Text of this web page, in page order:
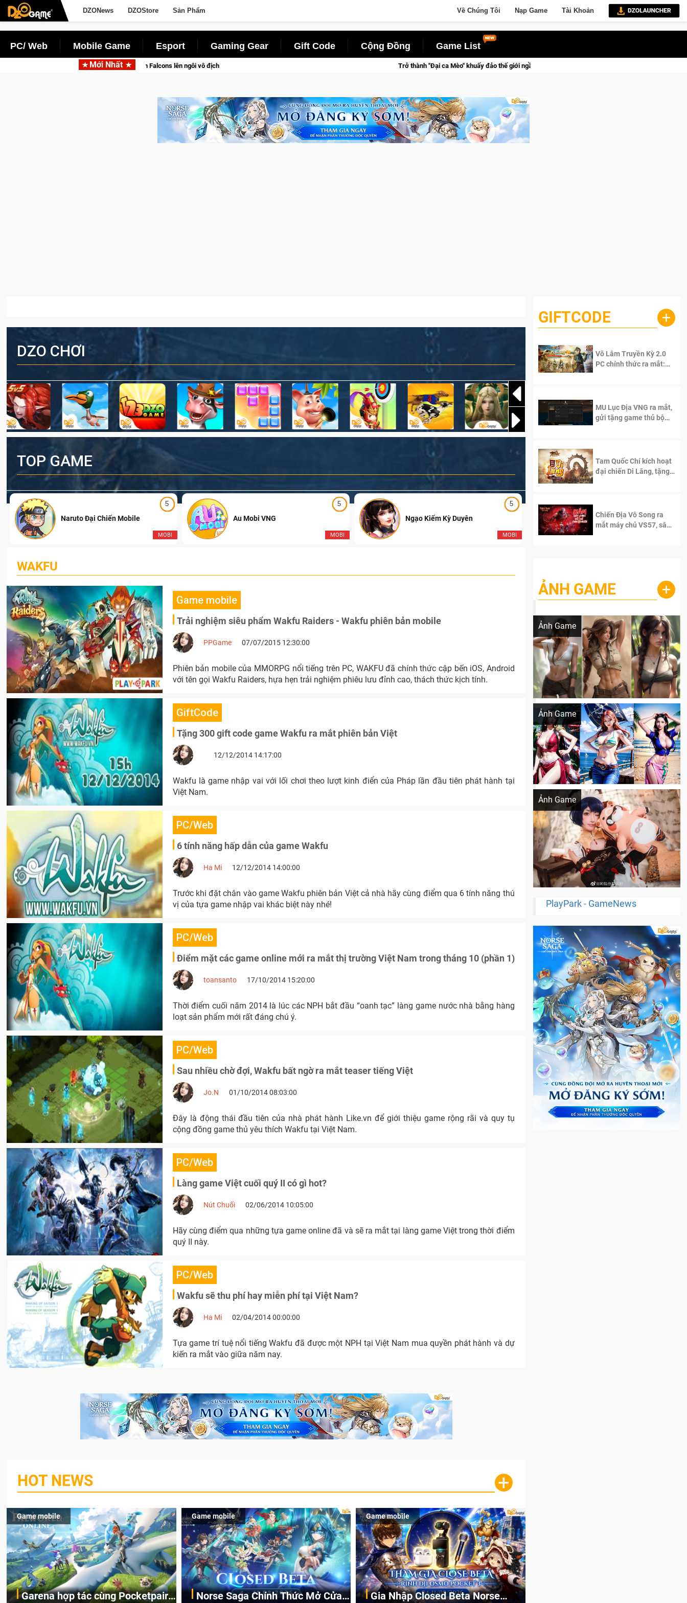
DZONews DZOStore Sản Phẩm Về Chúng Tôi Nạp Game Tài Khoản
PC/ Web Mobile Game Esport Gaming Gear Gift Code Cộng Đồng Game List
Mới Nhất
xúc, Team Falcons lên ngôi vô địch Trở thành "Đại ca Mèo" khuấy đảo thế giới ngầm trong Cat Mafia
DZO CHƠI
TOP GAME
5
MOBI
Naruto Đại Chiến Mobile
5
MOBI
Au Mobi VNG
5
MOBI
Ngạo Kiếm Kỳ Duyên Ngạo Thiên Mobile
WAKFU
Game mobile
Trải nghiệm siêu phẩm Wakfu Raiders - Wakfu phiên bản mobile
PPGame 07/07/2015 12:30:00
Phiên bản mobile của MMORPG nổi tiếng trên PC, WAKFU đã chính thức cập bến iOS, Android
với tên gọi Wakfu Raiders, hựa hẹn trải nghiệm phiêu lưu đỉnh cao, thách thức kịch tính.
GiftCode
Tặng 300 gift code game Wakfu ra mắt phiên bản Việt
12/12/2014 14:17:00
Wakfu là game nhập vai với lối chơi theo lượt kinh điển của Pháp lần đầu tiên phát hành tại
Việt Nam.
PC/Web
6 tính năng hấp dẫn của game Wakfu
Ha Mi 12/12/2014 14:00:00
Trước khi đặt chân vào game Wakfu phiên bản Việt cả nhà hãy cùng điểm qua 6 tính năng thú
vị của tựa game nhập vai khác biệt này nhé!
PC/Web
Điểm mặt các game online mới ra mắt thị trường Việt Nam trong tháng 10 (phần 1)
toansanto 17/10/2014 15:20:00
Thời điểm cuối năm 2014 là lúc các NPH bắt đầu “oanh tạc” làng game nước nhà bằng hàng
loạt sản phẩm mới rất đáng chú ý.
PC/Web
Sau nhiều chờ đợi, Wakfu bất ngờ ra mắt teaser tiếng Việt
Jo.N 01/10/2014 08:03:00
Đây là động thái đầu tiên của nhà phát hành Like.vn để giới thiệu game rộng rãi và quy tụ
cộng đồng game thủ yêu thích Wakfu tại Việt Nam.
PC/Web
Làng game Việt cuối quý II có gì hot?
Nút Chuối 02/06/2014 10:05:00
Hãy cùng điểm qua những tựa game online đã và sẽ ra mắt tại làng game Việt trong thời điểm
quý II này.
PC/Web
Wakfu sẽ thu phí hay miễn phí tại Việt Nam?
Ha Mi 02/04/2014 00:00:00
Tựa game trí tuệ nổi tiếng Wakfu đã được một NPH tại Việt Nam mua quyền phát hành và dự
kiến ra mắt vào giữa năm nay.
HOT NEWS +
Game mobile
Garena hợp tác cùng Pocketpair
Game mobile
Norse Saga Chính Thức Mở Cửa
Game mobile
Gia Nhập Closed Beta Norse
GIFTCODE +
Võ Lâm Truyền Kỳ 2.0
PC chính thức ra mắt:
MU Lục Địa VNG ra mắt,
gửi tặng game thủ bộ
Tam Quốc Chí kích hoạt
đại chiến Di Lăng, tặng
Chiến Địa Vô Song ra
mắt máy chủ VS57, sân
ẢNH GAME +
Ảnh Game
Lala Croft vừa nóng vừa xinh dưới nét vẽ
Ảnh Game
Khi AI Cosplay gái đẹp One Piece
Ảnh Game
Cosplay Xiangling siêu cute
PlayPark - GameNews